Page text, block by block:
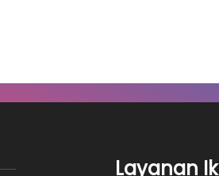
Layanan